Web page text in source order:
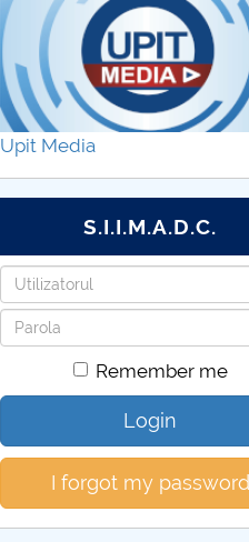
Upit Media
S.I.I.M.A.D.C.
Username
Password
Remember me
Login
I forgot my password